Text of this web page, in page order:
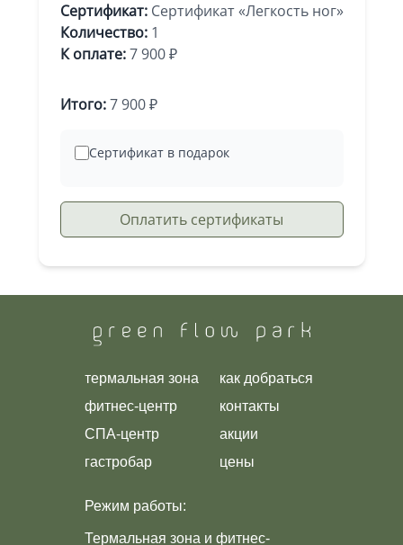
Сертификат: Сертификат «Легкость ног»
Количество: 1
К оплате:7 900 ₽
Итого:7 900 ₽
Сертификат в подарок
Оплатить сертификаты
Режим работы:
Термальная зона и фитнес-
цены
акции
контакты
как добраться
термальная зона
фитнес-центр
СПА-центр
гастробар